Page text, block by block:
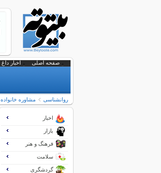
صفحه اصلی اخبار داغ
روانشناسی مشاوره خانواده
اخبار
بازار
فرهنگ و هنر
سلامت
گردشگری